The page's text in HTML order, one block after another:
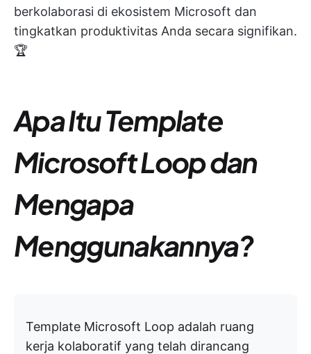
berkolaborasi di ekosistem Microsoft dan
tingkatkan produktivitas Anda secara signifikan.
🏆
Apa Itu Template
Microsoft Loop dan
Mengapa
Menggunakannya?
Template Microsoft Loop adalah ruang
kerja kolaboratif yang telah dirancang